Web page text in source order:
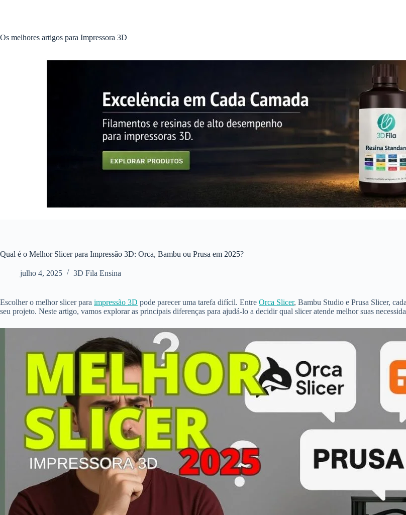
Os melhores artigos para Impressora 3D
Qual é o Melhor Slicer para Impressão 3D: Orca, Bambu ou Prusa em 2025?
julho 4, 2025 3D Fila Ensina
Escolher o melhor slicer para impressão 3D pode parecer uma tarefa difícil. Entre Orca Slicer, Bambu Studio e Prusa Slicer,
seu projeto. Neste artigo, vamos explorar as principais diferenças para ajudá-lo a decidir qual slicer atende melhor suas